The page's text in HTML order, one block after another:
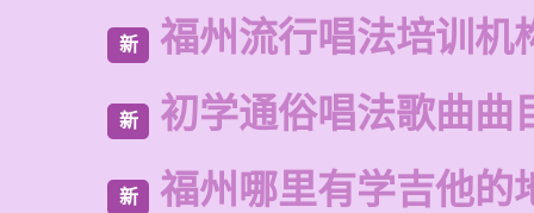
新 福州流行唱法培训机
新 初学通俗唱法歌曲曲
新 福州哪里有学吉他的